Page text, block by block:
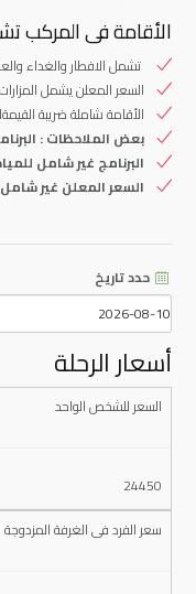
الأقامة فى المركب
تشمل الافطار والغداء
السعر المعلن يشمل المزارات
الأقامة شاملة ضريبة
بعض الملاحظات :
البرنامج غير شامل
السعر المعلن غير
حدد تاريخ
أسعار الرحلة
السعر للشخص الواحد
24450
سعر الفرد فى الغرفة المزدوجة